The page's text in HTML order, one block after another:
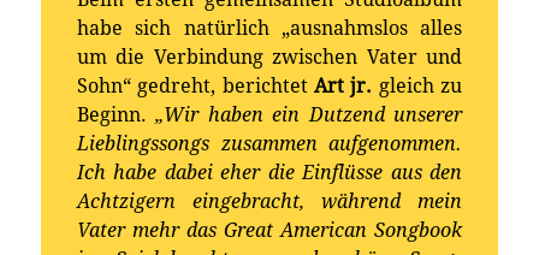
habe sich natürlich „ausnahmslos alles
um die Verbindung zwischen Vater und
Sohn“ gedreht, berichtet Art jr. gleich zu
Beginn.„Wir haben ein Dutzend unserer
Lieblingssongs zusammen aufgenommen.
Ich habe dabei eher die Einflüsse aus den
Achtzigern eingebracht, während mein
Vater mehr das Great American Songbook